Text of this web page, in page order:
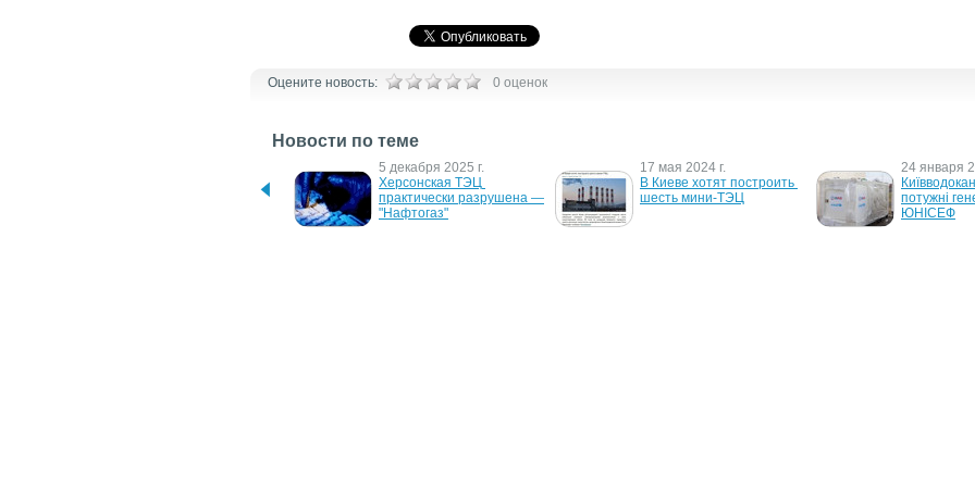
Оцените новость: 0 оценок
Новости по теме
Дарницкой ТЭЦ в Киеве
5 декабря 2025 г.
Херсонская ТЭЦ
практически разрушена —
"Нафтогаз"
17 мая 2024 г.
В Киеве хотят построить
шесть мини-ТЭЦ
24 января
потужні
ЮНІСЕФ